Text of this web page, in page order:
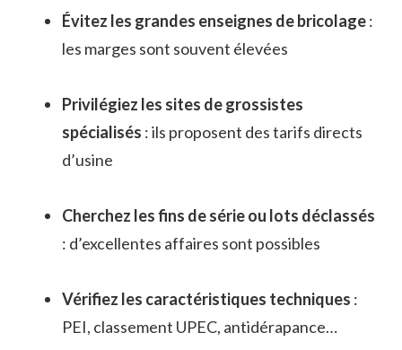
Évitez les grandes enseignes de bricolage:
les marges sont souvent élevées
Privilégiez les sites de grossistes
spécialisés : ils proposent des tarifs directs
d’usine
Cherchez les fins de série ou lots déclassés
: d’excellentes affaires sont possibles
Vérifiez les caractéristiques techniques :
PEI, classement UPEC, antidérapance…